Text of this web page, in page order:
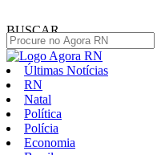
BUSCAR
Últimas Notícias
RN
Natal
Política
Polícia
Economia